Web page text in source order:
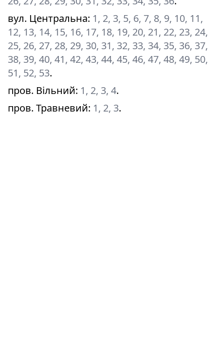
вул. Центральна: 1, 2, 3, 5, 6, 7, 8, 9, 10, 11,
12, 13, 14, 15, 16, 17, 18, 19, 20, 21, 22, 23, 24,
25, 26, 27, 28, 29, 30, 31, 32, 33, 34, 35, 36, 37,
38, 39, 40, 41, 42, 43, 44, 45, 46, 47, 48, 49, 50,
51, 52, 53.
пров. Вільний: 1, 2, 3, 4.
пров. Травневий: 1, 2, 3.